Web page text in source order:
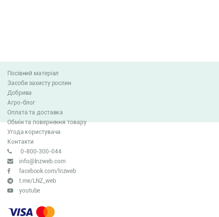
Посівний матеріал
Засоби захисту рослин
Добрива
Агро-блог
Оплата та доставка
Обмін та повернення товару
Угода користувача
Контакти
0-800-300-044
info@lnzweb.com
facebook.com/lnzweb
t.me/LNZ_web
youtube